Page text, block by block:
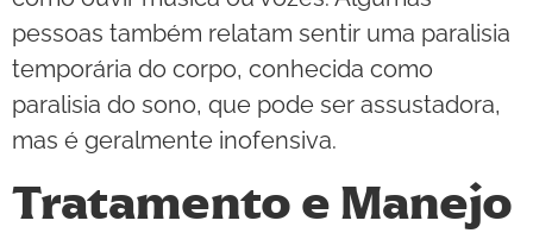
pessoas também relatam sentir uma paralisia
temporária do corpo, conhecida como
paralisia do sono, que pode ser assustadora,
mas é geralmente inofensiva.
Tratamento e Manejo